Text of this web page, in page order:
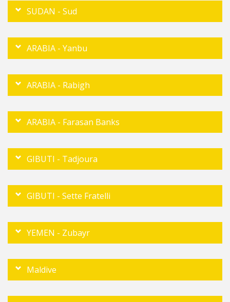
SUDAN - Sud
ARABIA - Yanbu
ARABIA - Rabigh
ARABIA - Farasan Banks
GIBUTI - Tadjoura
GIBUTI - Sette Fratelli
YEMEN - Zubayr
Maldive